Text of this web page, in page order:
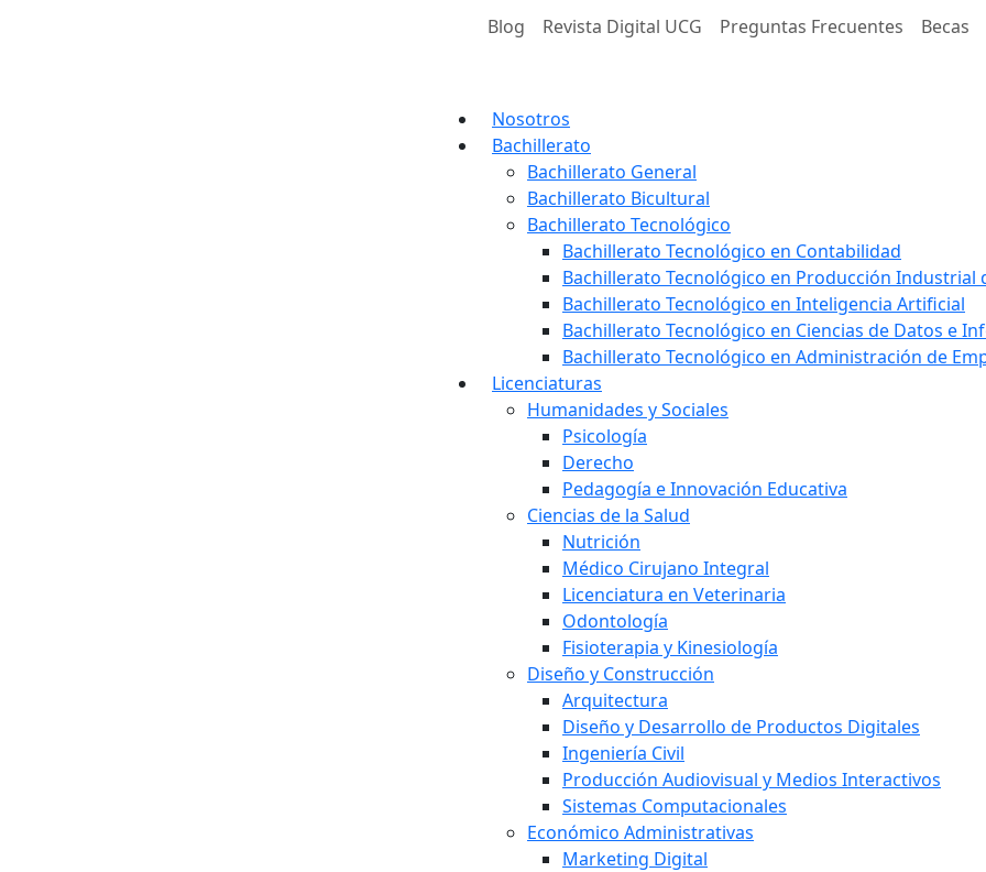
Blog Revista Digital UCG Preguntas Frecuentes Becas
Nosotros
Bachillerato
Bachillerato General
Bachillerato Bicultural
Bachillerato Tecnológico
Bachillerato Tecnológico en Contabilidad
Bachillerato Tecnológico en Producción Industrial
Bachillerato Tecnológico en Inteligencia Artificial
Bachillerato Tecnológico en Ciencias de Datos e
Bachillerato Tecnológico en Administración de
Licenciaturas
Humanidades y Sociales
Psicología
Derecho
Pedagogía e Innovación Educativa
Ciencias de la Salud
Nutrición
Médico Cirujano Integral
Licenciatura en Veterinaria
Odontología
Fisioterapia y Kinesiología
Diseño y Construcción
Arquitectura
Diseño y Desarrollo de Productos Digitales
Ingeniería Civil
Producción Audiovisual y Medios Interactivos
Sistemas Computacionales
Económico Administrativas
Marketing Digital